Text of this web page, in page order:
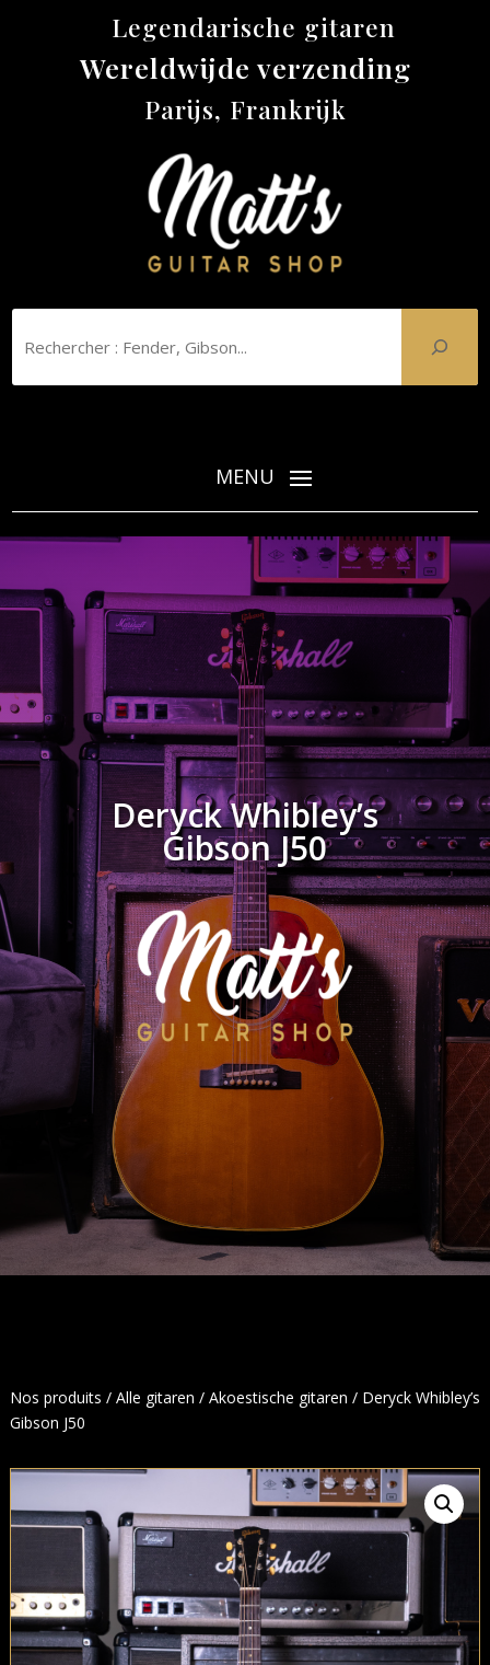
Legendarische gitaren
Wereldwijde verzending
Parijs, Frankrijk
Deryck Whibley’s
Gibson J50
Nos produits / Alle gitaren / Akoestische gitaren / Deryck Whibley’s
Gibson J50